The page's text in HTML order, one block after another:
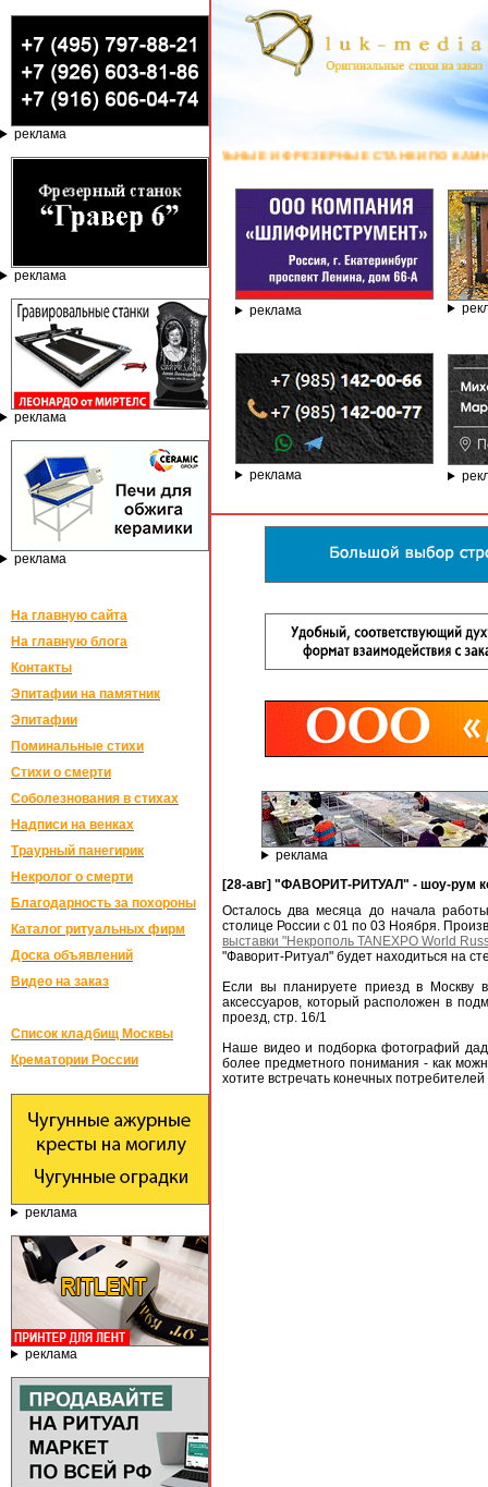
реклама
реклама
реклама
реклама
На главную сайта
На главную блога
Контакты
Эпитафии на памятник
Эпитафии
Поминальные стихи
Стихи о смерти
Соболезнования в стихах
Надписи на венках
Траурный панегирик
Некролог о смерти
Благодарность за похороны
Каталог ритуальных фирм
Доска объявлений
Видео на заказ
Список кладбищ Москвы
Крематории России
реклама
реклама
И ФРЕЗЕРНЫЕ СТАНКИ ПО КАМНЮ ОТ КОМПАНИИ ГРАВЁР -
реклама
реклама
реклама
[28-авг] "ФАВОРИТ-РИТУАЛ" - шоу-рум
Осталось два месяца до начала
столице России с 01 по 03 Ноября.
выставки "Некрополь TANEXPO World
"Фаворит-Ритуал" будет находиться на
Если вы планируете приезд в Москву
аксессуаров, который расположен в
проезд, стр. 16/1
Наше видео и подборка фотографий
более предметного понимания - как
хотите встречать конечных